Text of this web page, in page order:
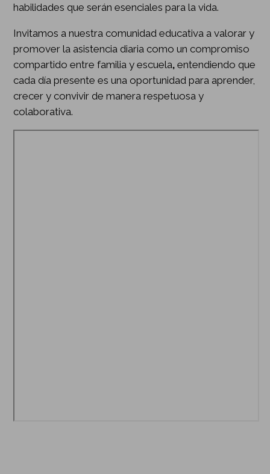
habilidades que serán esenciales para la vida.
Invitamos a nuestra comunidad educativa a valorar y
promover la asistencia diaria como un compromiso
compartido entre familia y escuela, entendiendo que
cada día presente es una oportunidad para aprender,
crecer y convivir de manera respetuosa y
colaborativa.